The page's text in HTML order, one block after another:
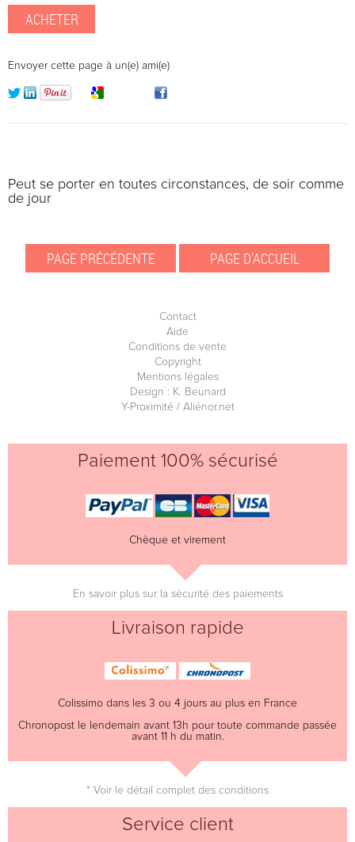
Envoyer cette page à un(e) ami(e)
Peut se porter en toutes circonstances, de soir comme
de jour
Contact
Aide
Conditions de vente
Copyright
Mentions légales
Design : K. Beunard
Y-Proximité / Aliénor.net
Paiement 100% sécurisé
Chèque et virement
En savoir plus sur la sécurité des paiements
Livraison rapide
Colissimo dans les 3 ou 4 jours au plus en France
Chronopost le lendemain avant 13h pour toute commande passée
avant 11 h du matin.
* Voir le détail complet des conditions
Service client